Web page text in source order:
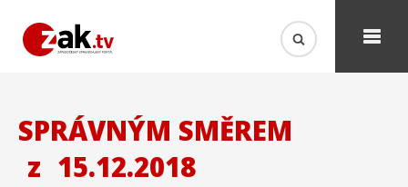
SPRÁVNÝM SMĚREM
z 15.12.2018